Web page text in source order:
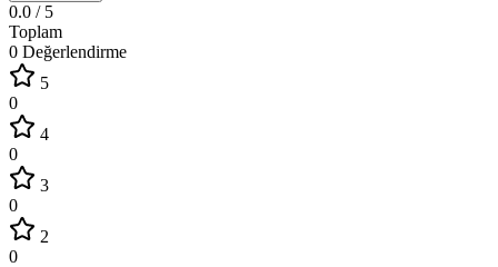
0.0 / 5
Toplam
0 Değerlendirme
5
0
4
0
3
0
2
0